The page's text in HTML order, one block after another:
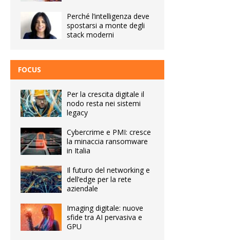
Perché l’intelligenza deve
spostarsi a monte degli
stack moderni
FOCUS
Per la crescita digitale il
nodo resta nei sistemi
legacy
Cybercrime e PMI: cresce
la minaccia ransomware
in Italia
Il futuro del networking e
dell’edge per la rete
aziendale
Imaging digitale: nuove
sfide tra AI pervasiva e
GPU